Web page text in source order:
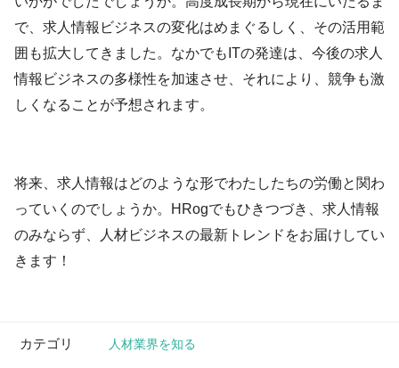
で、求人情報ビジネスの変化はめまぐるしく、その活用範
囲も拡大してきました。なかでもITの発達は、今後の求人
情報ビジネスの多様性を加速させ、それにより、競争も激
しくなることが予想されます。
将来、求人情報はどのような形でわたしたちの労働と関わ
っていくのでしょうか。HRogでもひきつづき、求人情報
のみならず、人材ビジネスの最新トレンドをお届けしてい
きます！
カテゴリ 人材業界を知る